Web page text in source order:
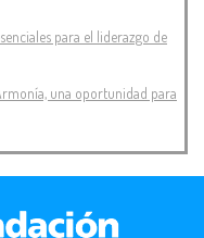
para el liderazgo de
una oportunidad para